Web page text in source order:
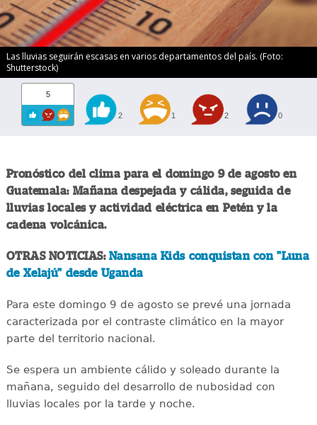
Las lluvias seguirán escasas en varios departamentos del país. (Foto:
Shutterstock)
5
2 1 2 0
Pronóstico del clima para el domingo 9 de agosto en
Guatemala: Mañana despejada y cálida, seguida de
lluvias locales y actividad eléctrica en Petén y la
cadena volcánica.
OTRAS NOTICIAS: Nansana Kids conquistan con "Luna
de Xelajú" desde Uganda
Para este domingo 9 de agosto se prevé una jornada
caracterizada por el contraste climático en la mayor
parte del territorio nacional.
Se espera un ambiente cálido y soleado durante la
mañana, seguido del desarrollo de nubosidad con
lluvias locales por la tarde y noche.